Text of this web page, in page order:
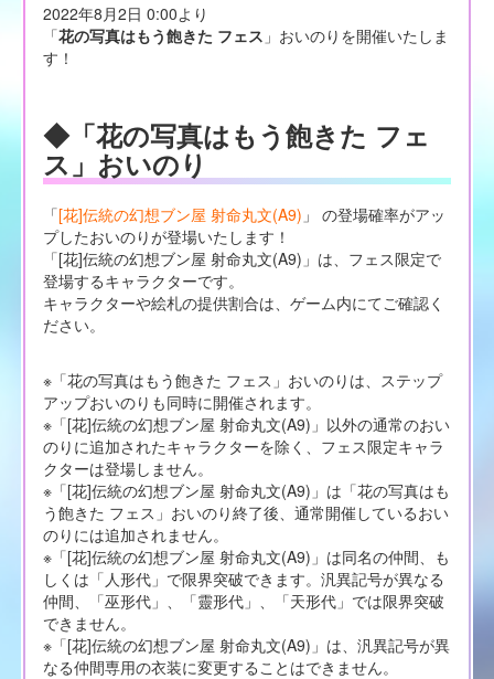
2022年8月2日 0:00より
「花の写真はもう飽きた フェス 」おいのりを開催いたしま
す！
◆「花の写真はもう飽きた フェ
ス」おいのり
「[花]伝統の幻想ブン屋 射命丸文(A9) 」 の登場確率がアッ
プしたおいのりが登場いたします！
「[花]伝統の幻想ブン屋 射命丸文(A9)」は、フェス限定で
登場するキャラクターです。
キャラクターや絵札の提供割合は、ゲーム内にてご確認く
ださい。
※「花の写真はもう飽きた フェス」おいのりは、ステップ
アップおいのりも同時に開催されます。
※「[花]伝統の幻想ブン屋 射命丸文(A9)」以外の通常のおい
のりに追加されたキャラクターを除く、フェス限定キャラ
クターは登場しません。
※「[花]伝統の幻想ブン屋 射命丸文(A9)」は「花の写真はも
う飽きた フェス」おいのり終了後、通常開催しているおい
のりには追加されません。
※「[花]伝統の幻想ブン屋 射命丸文(A9)」は同名の仲間、も
しくは「人形代」で限界突破できます。汎異記号が異なる
仲間、「巫形代」、「靈形代」、「天形代」では限界突破
できません。
※「[花]伝統の幻想ブン屋 射命丸文(A9)」は、汎異記号が異
なる仲間専用の衣装に変更することはできません。